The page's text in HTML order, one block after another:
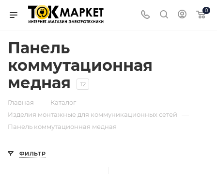
0
Панель
коммутационная
медная
12
Главная — Каталог —
Изделия монтажные для коммуникационных сетей —
Панель коммутационная медная
ФИЛЬТР